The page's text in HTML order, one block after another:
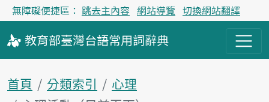
無障礙便捷區： 跳去主內容 網站導覽 切換網站翻譯
教育部臺灣台語常用詞辭典
首頁 分類索引
心理